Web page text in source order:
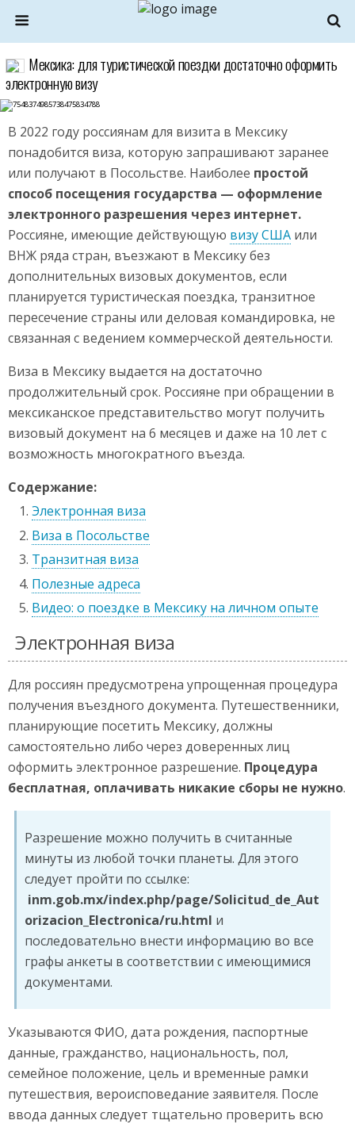
Мексика: для туристической поездки достаточно оформить
электронную визу
В 2022 году россиянам для визита в Мексику
понадобится виза, которую запрашивают заранее
или получают в Посольстве. Наиболее простой
способ посещения государства — оформление
электронного разрешения через интернет.
Россияне, имеющие действующую визу США или
ВНЖ ряда стран, въезжают в Мексику без
дополнительных визовых документов, если
планируется туристическая поездка, транзитное
пересечение страны или деловая командировка, не
связанная с ведением коммерческой деятельности.
Виза в Мексику выдается на достаточно
продолжительный срок. Россияне при обращении в
мексиканское представительство могут получить
визовый документ на 6 месяцев и даже на 10 лет с
возможность многократного въезда.
Содержание:
Электронная виза
Виза в Посольстве
Транзитная виза
Полезные адреса
Видео: о поездке в Мексику на личном опыте
Электронная виза
Для россиян предусмотрена упрощенная процедура
получения въездного документа. Путешественники,
планирующие посетить Мексику, должны
самостоятельно либо через доверенных лиц
оформить электронное разрешение. Процедура
бесплатная, оплачивать никакие сборы не нужно.
Разрешение можно получить в считанные
минуты из любой точки планеты. Для этого
следует пройти по ссылке:
inm.gob.mx/index.php/page/Solicitud_de_Aut
orizacion_Electronica/ru.html и
последовательно внести информацию во все
графы анкеты в соответствии с имеющимися
документами.
Указываются ФИО, дата рождения, паспортные
данные, гражданство, национальность, пол,
семейное положение, цель и временные рамки
путешествия, вероисповедание заявителя. После
ввода данных следует тщательно проверить всю